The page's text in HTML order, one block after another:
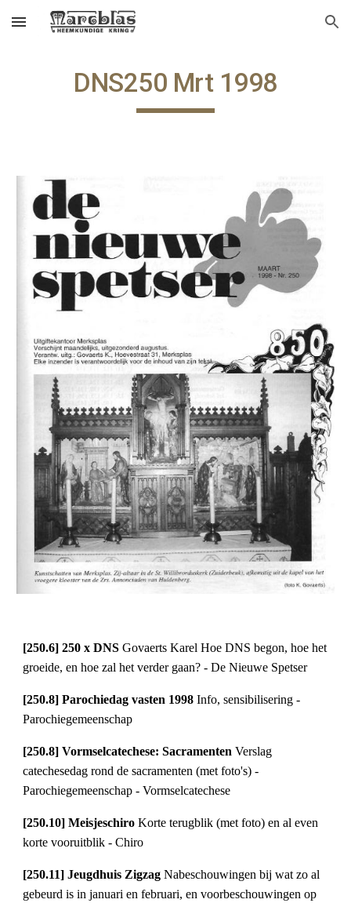
Skip to main content Skip to navigation
DNS250 Mrt 1998
[250.6] 250 x DNS Govaerts Karel Hoe DNS begon, hoe het
groeide, en hoe zal het verder gaan? - De Nieuwe Spetser
[250.8] Parochiedag vasten 1998 Info, sensibilisering -
Parochiegemeenschap
[250.8] Vormselcatechese: Sacramenten Verslag
catechesedag rond de sacramenten (met foto's) -
Parochiegemeenschap - Vormselcatechese
[250.10] Meisjeschiro Korte terugblik (met foto) en al even
korte vooruitblik - Chiro
[250.11] Jeugdhuis Zigzag Nabeschouwingen bij wat zo al
gebeurd is in januari en februari, en voorbeschouwingen op